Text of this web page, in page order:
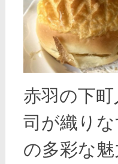
赤羽の下
司が織り
の多彩な魅